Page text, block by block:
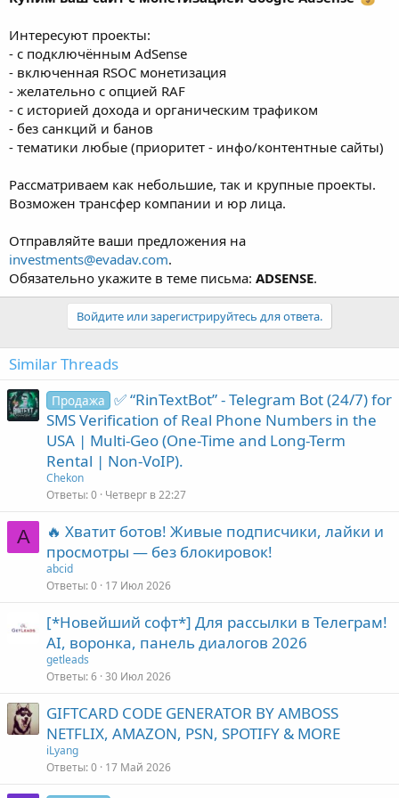
Интересуют проекты:
- с подключённым AdSense
- включенная RSOC монетизация
- желательно с опцией RAF
- с историей дохода и органическим трафиком
- без санкций и банов
- тематики любые (приоритет - инфо/контентные сайты)
Рассматриваем как небольшие, так и крупные проекты.
Возможен трансфер компании и юр лица.
Отправляйте ваши предложения на
investments@evadav.com.
Обязательно укажите в теме письма: ADSENSE.
Войдите или зарегистрируйтесь для ответа.
Similar Threads
Продажа ✅ “RinTextBot” - Telegram Bot (24/7) for
SMS Verification of Real Phone Numbers in the
USA | Multi-Geo (One-Time and Long-Term
Rental | Non-VoIP).
Chekon
Ответы 0 Четверг в 22:27
A
🔥 Хватит ботов! Живые подписчики, лайки и
просмотры — без блокировок!
abcid
Ответы 0 17 Июл 2026
[*Новейший софт*] Для рассылки в Телеграм!
AI, воронка, панель диалогов 2026
getleads
Ответы 6 30 Июл 2026
GIFTCARD CODE GENERATOR BY AMBOSS
NETFLIX, AMAZON, PSN, SPOTIFY & MORE
iLyang
Ответы 0 17 Май 2026